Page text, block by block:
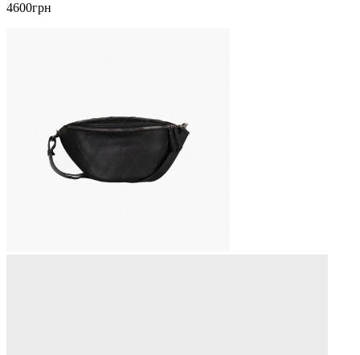
4600грн